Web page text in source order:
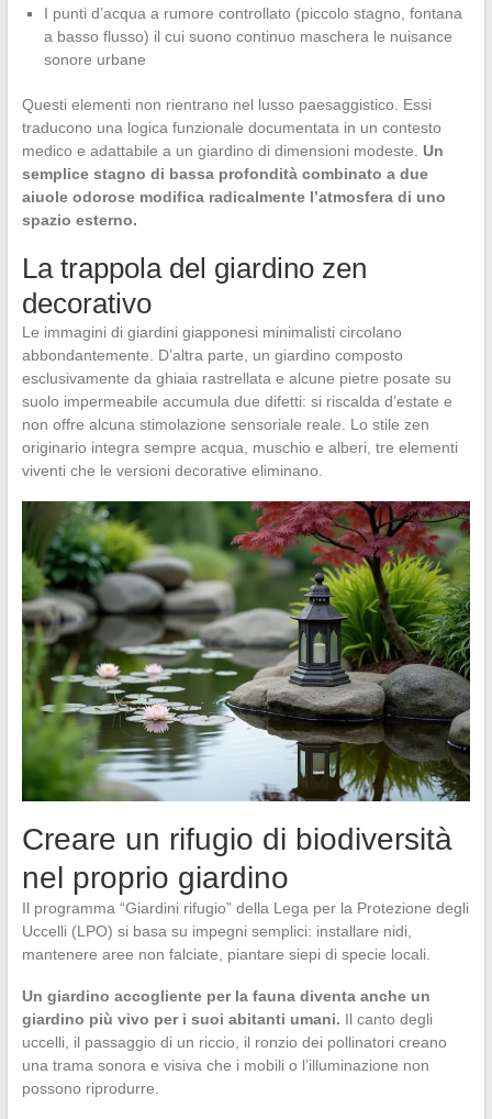
I punti d’acqua a rumore controllato (piccolo stagno, fontana
a basso flusso) il cui suono continuo maschera le nuisance
sonore urbane
Questi elementi non rientrano nel lusso paesaggistico. Essi
traducono una logica funzionale documentata in un contesto
medico e adattabile a un giardino di dimensioni modeste. Un
semplice stagno di bassa profondità combinato a due
aiuole odorose modifica radicalmente l’atmosfera di uno
spazio esterno.
La trappola del giardino zen
decorativo
Le immagini di giardini giapponesi minimalisti circolano
abbondantemente. D’altra parte, un giardino composto
esclusivamente da ghiaia rastrellata e alcune pietre posate su
suolo impermeabile accumula due difetti: si riscalda d’estate e
non offre alcuna stimolazione sensoriale reale. Lo stile zen
originario integra sempre acqua, muschio e alberi, tre elementi
viventi che le versioni decorative eliminano.
Creare un rifugio di biodiversità
nel proprio giardino
Il programma “Giardini rifugio” della Lega per la Protezione degli
Uccelli (LPO) si basa su impegni semplici: installare nidi,
mantenere aree non falciate, piantare siepi di specie locali.
Un giardino accogliente per la fauna diventa anche un
giardino più vivo per i suoi abitanti umani. Il canto degli
uccelli, il passaggio di un riccio, il ronzio dei pollinatori creano
una trama sonora e visiva che i mobili o l’illuminazione non
possono riprodurre.